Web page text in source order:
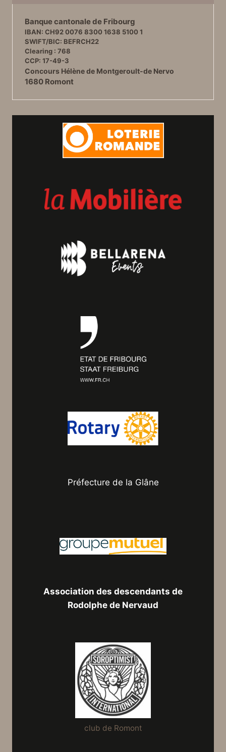
Banque cantonale de Fribourg
IBAN: CH92 0076 8300 1638 5100 1
SWIFT/BIC: BEFRCH22
Clearing : 768
CCP: 17-49-3
Concours Hélène de Montgeroult-de Nervo
1680 Romont
Préfecture de la Glâne
Association des descendants de
Rodolphe de Nervaud
club de Romont